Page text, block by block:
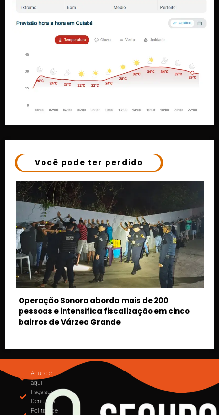
Você pode ter perdido
cinco
Ossada humana encontrada em Juara é
encaminhada para perícia em Cuiabá;
Anuncie
aqui
Faça sua
Denuncia